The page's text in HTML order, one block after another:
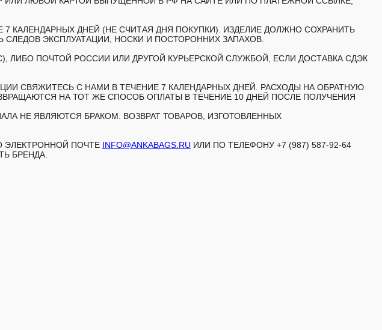
КАЛЕНДАРНЫХ ДНЕЙ (НЕ СЧИТАЯ ДНЯ ПОКУПКИ). ИЗДЕЛИЕ ДОЛЖНО СОХРАНИТЬ
ЭКСПЛУАТАЦИИ, НОСКИ И ПОСТОРОННИХ ЗАПАХОВ.
ЛИБО ПОЧТОЙ РОССИИ ИЛИ ДРУГОЙ КУРЬЕРСКОЙ СЛУЖБОЙ, ЕСЛИ ДОСТАВКА СДЭК
СВЯЖИТЕСЬ С НАМИ В ТЕЧЕНИЕ 7 КАЛЕНДАРНЫХ ДНЕЙ. РАСХОДЫ НА ОБРАТНУЮ
НА ТОТ ЖЕ СПОСОБ ОПЛАТЫ В ТЕЧЕНИЕ 10 ДНЕЙ ПОСЛЕ ПОЛУЧЕНИЯ
НЕ ЯВЛЯЮТСЯ БРАКОМ. ВОЗВРАТ ТОВАРОВ, ИЗГОТОВЛЕННЫХ
ЭЛЕКТРОННОЙ ПОЧТЕ INFO@ANKABAGS.RU ИЛИ ПО ТЕЛЕФОНУ +7 (987) 587-92-64
БРЕНДА.